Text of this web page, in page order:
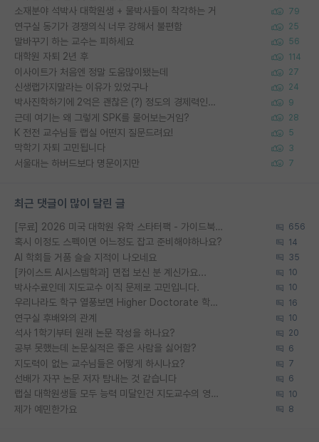
소재분야 석박사 대학원생 + 물박사들이 착각하는 거 79
연구실 동기가 경쟁의식 너무 강해서 불편함 25
말바꾸기 하는 교수는 피하세요 56
대학원 자퇴 2년 후 114
이사이트가 처음엔 정말 도움많이됐는데 27
신생랩가지말라는 이유가 있었구나 24
박사진학하기에 2억은 괜찮은 (?) 정도의 경제력인가요 9
근데 여기는 왜 그렇게 SPK를 물어보는거임? 28
K 전전 교수님들 랩실 어떤지 질문드려요! 5
막학기 자퇴 고민됩니다 3
서울대는 하버드보다 명문이지만 7
최근 댓글이 많이 달린 글
[무료] 2026 미국 대학원 유학 스타터팩 - 가이드북 & 합격자 컨택메일 템플릿 656
혹시 이정도 스펙이면 어느정도 잡고 준비해야하나요? 14
AI 학회들 거품 슬슬 지적이 나오네요 35
[카이스트 AI시스템학과] 면접 보신 분 계신가요... 10
박사수료인데 지도교수 이직 문제로 고민입니다. 10
우리나라도 학구 열풍보면 Higher Doctorate 학위가 필요하다고 봅니다. 16
연구실 후배와의 관계 10
석사 1학기부터 원래 논문 작성을 하나요? 20
공부 못했는데 논문실적은 좋은 사람을 싫어함? 6
지도력이 없는 교수님들은 어떻게 하시나요? 7
선배가 자꾸 논문 저자 탐내는 것 같습니다 6
랩실 대학원생들 모두 능력 미달인건 지도교수의 영향 아닌가? 10
제가 예민한가요 8